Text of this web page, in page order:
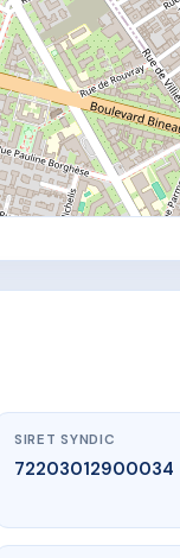
SIRET SYNDIC
72203012900034